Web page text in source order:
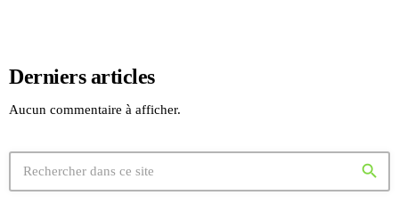
Derniers articles
Aucun commentaire à afficher.
search